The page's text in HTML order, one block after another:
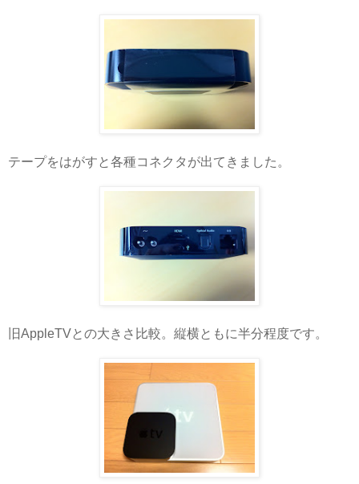
テープをはがすと各種コネクタが出てきました。
旧AppleTVとの大きさ比較。縦横ともに半分程度です。